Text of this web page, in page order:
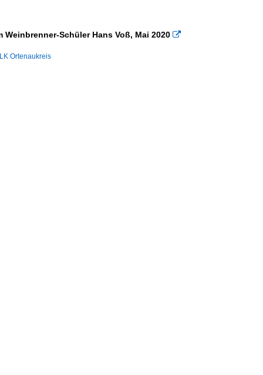
Schüler Hans Voß, Mai 2020 
Ortenaukreis